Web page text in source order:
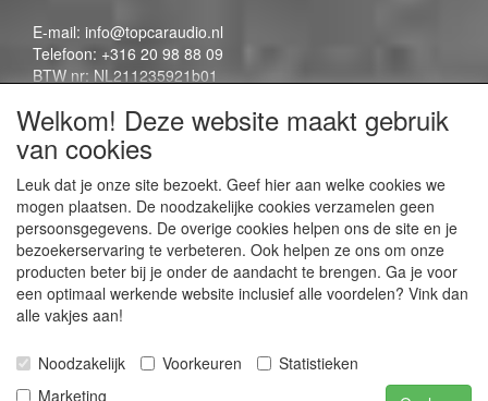
E-mail: info@topcaraudio.nl
Telefoon: +316 20 98 88 09
BTW nr: NL211235921b01
CONTENTPAGINA'S
Contactpagina
Algemene voorwaarden
Privacy Policy
SOCIALE MEDIA
Welkom! Deze website maakt gebruik
van cookies
Leuk dat je onze site bezoekt. Geef hier aan welke cookies we
mogen plaatsen. De noodzakelijke cookies verzamelen geen
persoonsgegevens. De overige cookies helpen ons de site en je
bezoekerservaring te verbeteren. Ook helpen ze ons om onze
producten beter bij je onder de aandacht te brengen. Ga je voor
een optimaal werkende website inclusief alle voordelen? Vink dan
alle vakjes aan!
Noodzakelijk Voorkeuren
Statistieken
Marketing